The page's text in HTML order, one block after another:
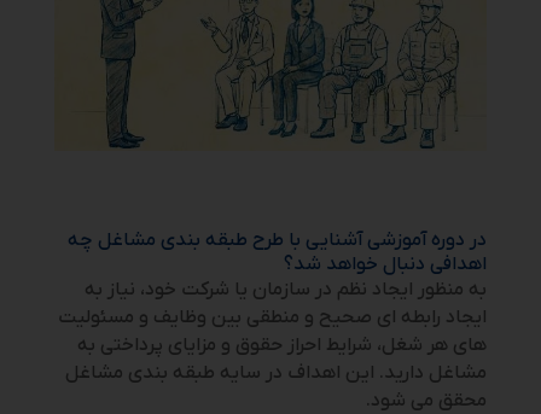
در دوره آموزشی آشنایی با طرح طبقه بندی مشاغل چه
اهدافی دنبال خواهد شد؟
به منظور ایجاد نظم در سازمان یا شرکت‌ خود، نیاز به
ایجاد رابطه ای صحیح و منطقی بین وظایف و مسئولیت
های هر شغل، شرایط احراز حقوق و مزایای پرداختی به
مشاغل دارید. این اهداف در سایه طبقه بندی مشاغل
محقق می شود.